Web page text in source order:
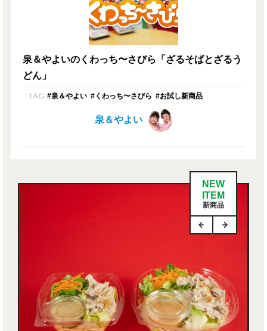
泉＆やよいのくわっち〜さびら「ざるそばとざるう
どん」
TAG: #泉＆やよい #くわっち〜さびら #お試し新商品
泉＆やよい
NEW
ITEM
新商品